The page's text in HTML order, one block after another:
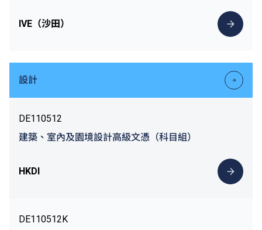
IVE（沙田）
設計
DE110512
建築、室內及園境設計高級文憑（科目組）
HKDI
DE110512K